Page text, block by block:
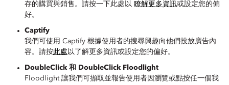
存的購買與銷售。請按一下此處以 瞭解更多資訊或設定您的偏
好。
Captify
我們可使用 Captify 根據使用者的搜尋興趣向他們投放廣告內
容。請按此處 以了解更多資訊或設定您的偏好。
DoubleClick 和 DoubleClick Floodlight
Floodlight 讓我們可擷取並報告使用者因瀏覽或點按任一個我